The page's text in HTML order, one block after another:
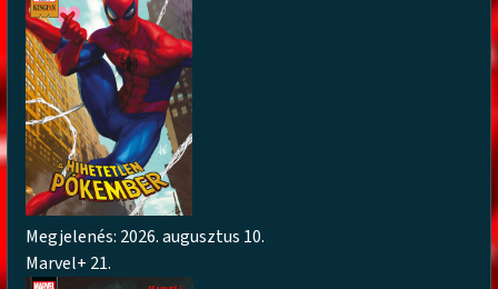
Megjelenés: 2026. augusztus 10.
Marvel+ 21.